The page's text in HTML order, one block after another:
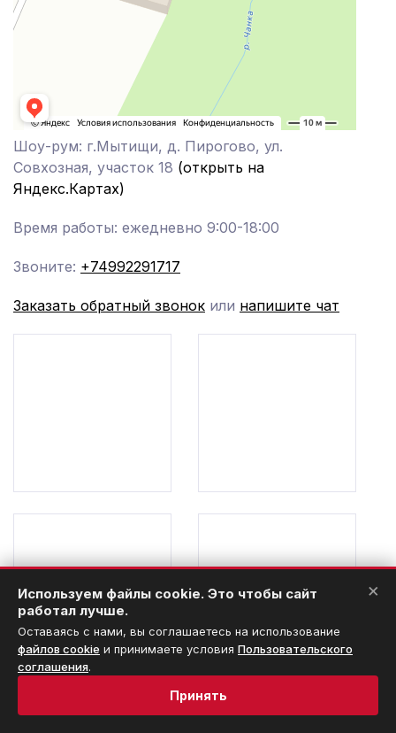
Шоу-рум: г.Мытищи, д. Пирогово, ул.
Совхозная, участок 18 (открыть на
Яндекс.Картах)
Время работы: ежедневно 9:00-18:00
Звоните: +74992291717
Заказать обратный звонок или напишите чат
Используем файлы cookie. Это чтобы сайт
работал лучше.
Оставаясь с нами, вы соглашаетесь на использование
файлов cookie и принимаете условия Пользовательского
соглашения.
Принять
×